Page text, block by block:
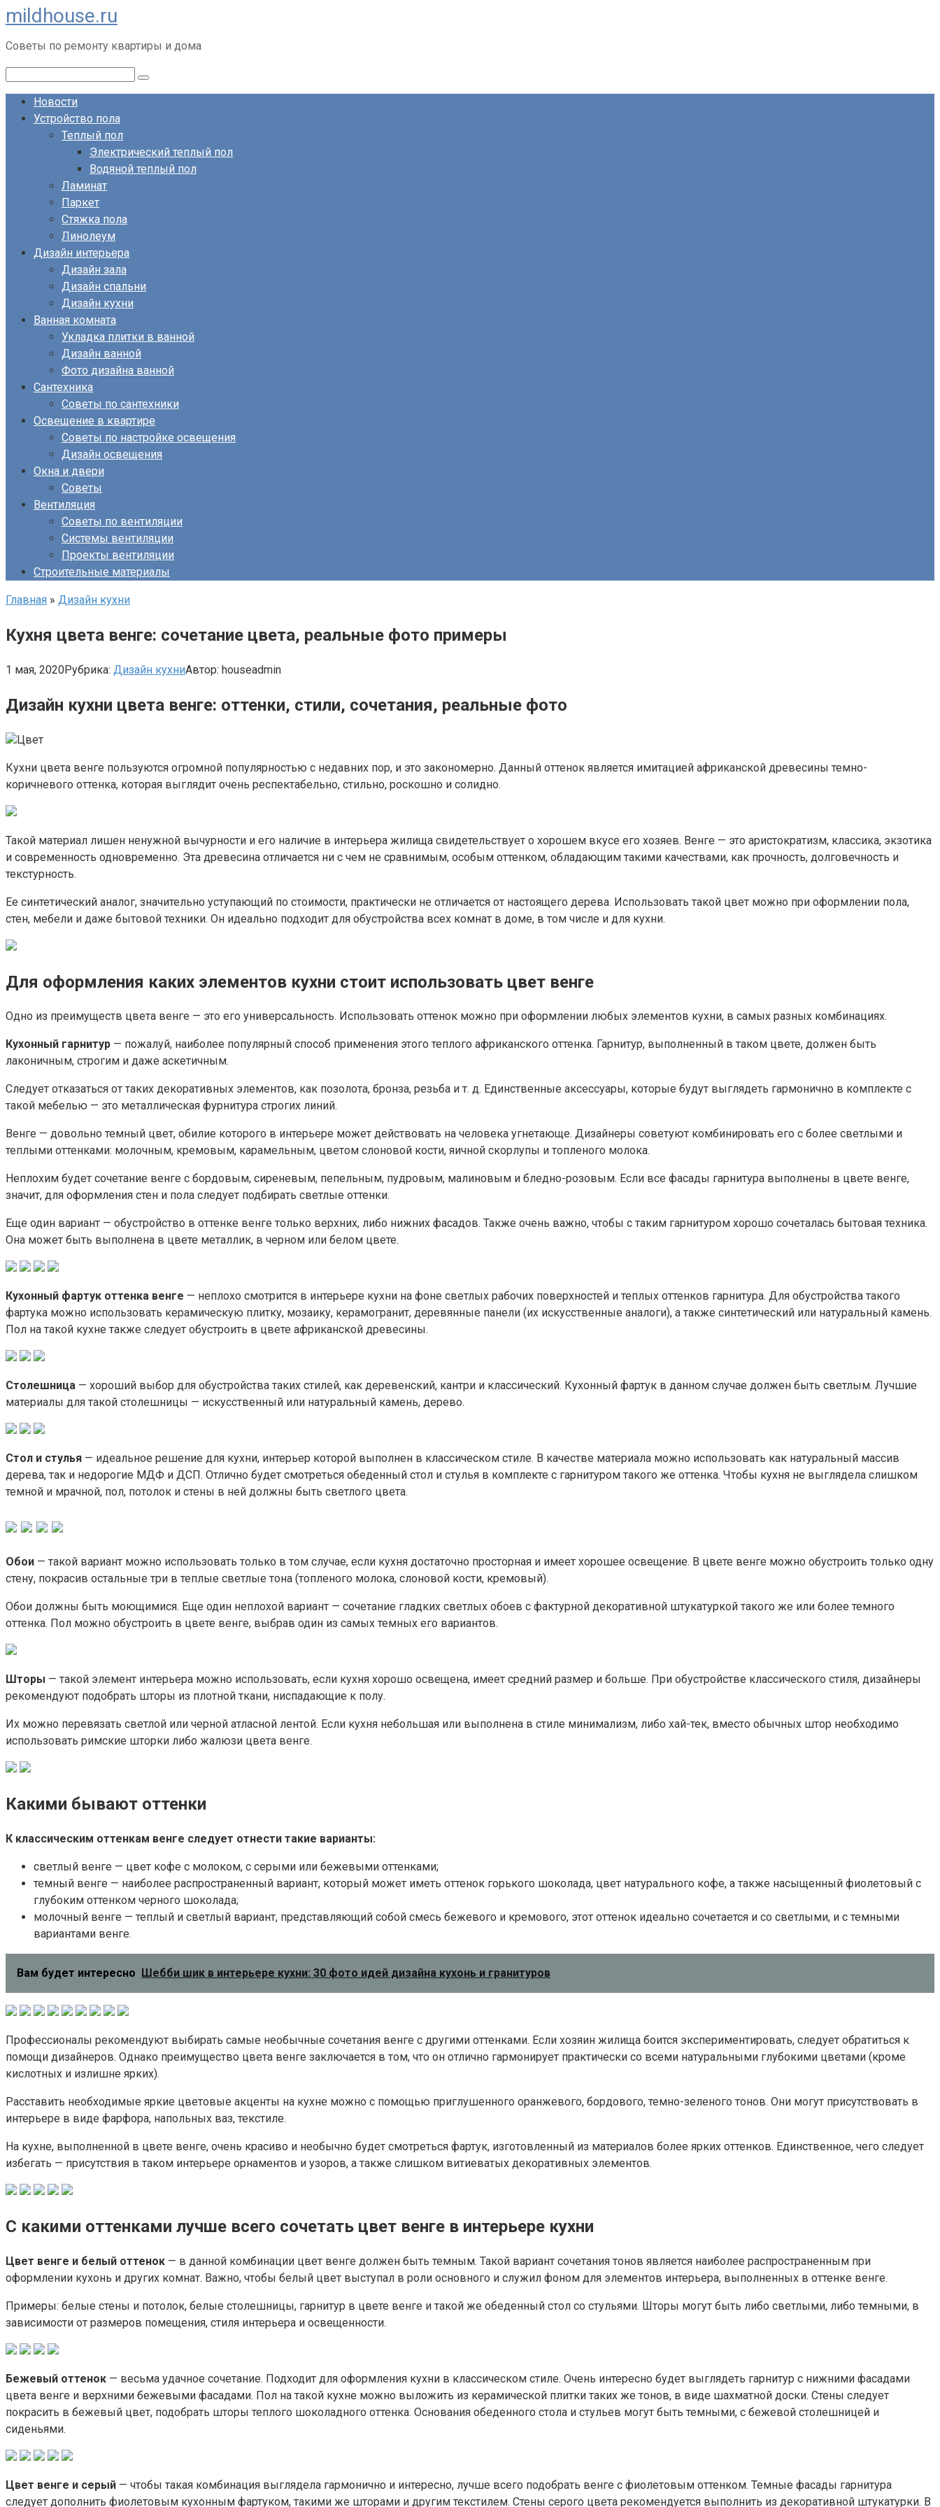
Перейти
к
контенту
mildhouse.ru
Советы по ремонту квартиры и дома
Новости
Устройство пола
Теплый пол
Электрический теплый пол
Водяной теплый пол
Ламинат
Паркет
Стяжка пола
Линолеум
Дизайн интерьера
Дизайн зала
Дизайн спальни
Дизайн кухни
Ванная комната
Укладка плитки в ванной
Дизайн ванной
Фото дизайна ванной
Сантехника
Советы по сантехники
Освещение в квартире
Советы по настройке освещения
Дизайн освещения
Окна и двери
Советы
Вентиляция
Советы по вентиляции
Системы вентиляции
Проекты вентиляции
Строительные материалы
Главная » Дизайн кухни
Кухня цвета венге: сочетание цвета, реальные фото примеры
1 мая, 2020Рубрика: Дизайн кухниАвтор: houseadmin
Дизайн кухни цвета венге: оттенки, стили, сочетания, реальные фото
Цвет
Кухни цвета венге пользуются огромной популярностью с недавних пор, и это закономерно. Данный оттенок является имитацией африканской древесины темно-
коричневого оттенка, которая выглядит очень респектабельно, стильно, роскошно и солидно.
Такой материал лишен ненужной вычурности и его наличие в интерьера жилища свидетельствует о хорошем вкусе его хозяев. Венге — это аристократизм, классика, экзотика
и современность одновременно. Эта древесина отличается ни с чем не сравнимым, особым оттенком, обладающим такими качествами, как прочность, долговечность и
текстурность.
Ее синтетический аналог, значительно уступающий по стоимости, практически не отличается от настоящего дерева. Использовать такой цвет можно при оформлении пола,
стен, мебели и даже бытовой техники. Он идеально подходит для обустройства всех комнат в доме, в том числе и для кухни.
Для оформления каких элементов кухни стоит использовать цвет венге
Одно из преимуществ цвета венге — это его универсальность. Использовать оттенок можно при оформлении любых элементов кухни, в самых разных комбинациях.
Кухонный гарнитур — пожалуй, наиболее популярный способ применения этого теплого африканского оттенка. Гарнитур, выполненный в таком цвете, должен быть
лаконичным, строгим и даже аскетичным.
Следует отказаться от таких декоративных элементов, как позолота, бронза, резьба и т. д. Единственные аксессуары, которые будут выглядеть гармонично в комплекте с
такой мебелью — это металлическая фурнитура строгих линий.
Венге — довольно темный цвет, обилие которого в интерьере может действовать на человека угнетающе. Дизайнеры советуют комбинировать его с более светлыми и
теплыми оттенками: молочным, кремовым, карамельным, цветом слоновой кости, яичной скорлупы и топленого молока.
Неплохим будет сочетание венге с бордовым, сиреневым, пепельным, пудровым, малиновым и бледно-розовым. Если все фасады гарнитура выполнены в цвете венге,
значит, для оформления стен и пола следует подбирать светлые оттенки.
Еще один вариант — обустройство в оттенке венге только верхних, либо нижних фасадов. Также очень важно, чтобы с таким гарнитуром хорошо сочеталась бытовая техника.
Она может быть выполнена в цвете металлик, в черном или белом цвете.
Кухонный фартук оттенка венге — неплохо смотрится в интерьере кухни на фоне светлых рабочих поверхностей и теплых оттенков гарнитура. Для обустройства такого
фартука можно использовать керамическую плитку, мозаику, керамогранит, деревянные панели (их искусственные аналоги), а также синтетический или натуральный камень.
Пол на такой кухне также следует обустроить в цвете африканской древесины.
Столешница — хороший выбор для обустройства таких стилей, как деревенский, кантри и классический. Кухонный фартук в данном случае должен быть светлым. Лучшие
материалы для такой столешницы — искусственный или натуральный камень, дерево.
Стол и стулья — идеальное решение для кухни, интерьер которой выполнен в классическом стиле. В качестве материала можно использовать как натуральный массив
дерева, так и недорогие МДФ и ДСП. Отлично будет смотреться обеденный стол и стулья в комплекте с гарнитуром такого же оттенка. Чтобы кухня не выглядела слишком
темной и мрачной, пол, потолок и стены в ней должны быть светлого цвета.
Обои — такой вариант можно использовать только в том случае, если кухня достаточно просторная и имеет хорошее освещение. В цвете венге можно обустроить только одну
стену, покрасив остальные три в теплые светлые тона (топленого молока, слоновой кости, кремовый).
Обои должны быть моющимися. Еще один неплохой вариант — сочетание гладких светлых обоев с фактурной декоративной штукатуркой такого же или более темного
оттенка. Пол можно обустроить в цвете венге, выбрав один из самых темных его вариантов.
Шторы — такой элемент интерьера можно использовать, если кухня хорошо освещена, имеет средний размер и больше. При обустройстве классического стиля, дизайнеры
рекомендуют подобрать шторы из плотной ткани, ниспадающие к полу.
Их можно перевязать светлой или черной атласной лентой. Если кухня небольшая или выполнена в стиле минимализм, либо хай-тек, вместо обычных штор необходимо
использовать римские шторки либо жалюзи цвета венге.
Какими бывают оттенки
К классическим оттенкам венге следует отнести такие варианты:
светлый венге — цвет кофе с молоком, с серыми или бежевыми оттенками;
темный венге — наиболее распространенный вариант, который может иметь оттенок горького шоколада, цвет натурального кофе, а также насыщенный фиолетовый с
глубоким оттенком черного шоколада;
молочный венге — теплый и светлый вариант, представляющий собой смесь бежевого и кремового, этот оттенок идеально сочетается и со светлыми, и с темными
вариантами венге.
Вам будет интересно Шебби шик в интерьере кухни: 30 фото идей дизайна кухонь и гранитуров
Профессионалы рекомендуют выбирать самые необычные сочетания венге с другими оттенками. Если хозяин жилища боится экспериментировать, следует обратиться к
помощи дизайнеров. Однако преимущество цвета венге заключается в том, что он отлично гармонирует практически со всеми натуральными глубокими цветами (кроме
кислотных и излишне ярких).
Расставить необходимые яркие цветовые акценты на кухне можно с помощью приглушенного оранжевого, бордового, темно-зеленого тонов. Они могут присутствовать в
интерьере в виде фарфора, напольных ваз, текстиле.
На кухне, выполненной в цвете венге, очень красиво и необычно будет смотреться фартук, изготовленный из материалов более ярких оттенков. Единственное, чего следует
избегать — присутствия в таком интерьере орнаментов и узоров, а также слишком витиеватых декоративных элементов.
С какими оттенками лучше всего сочетать цвет венге в интерьере кухни
Цвет венге и белый оттенок — в данной комбинации цвет венге должен быть темным. Такой вариант сочетания тонов является наиболее распространенным при
оформлении кухонь и других комнат. Важно, чтобы белый цвет выступал в роли основного и служил фоном для элементов интерьера, выполненных в оттенке венге.
Примеры: белые стены и потолок, белые столешницы, гарнитур в цвете венге и такой же обеденный стол со стульями. Шторы могут быть либо светлыми, либо темными, в
зависимости от размеров помещения, стиля интерьера и освещенности.
Бежевый оттенок — весьма удачное сочетание. Подходит для оформления кухни в классическом стиле. Очень интересно будет выглядеть гарнитур с нижними фасадами
цвета венге и верхними бежевыми фасадами. Пол на такой кухне можно выложить из керамической плитки таких же тонов, в виде шахматной доски. Стены следует
покрасить в бежевый цвет, подобрать шторы теплого шоколадного оттенка. Основания обеденного стола и стульев могут быть темными, с бежевой столешницей и
сиденьями.
Цвет венге и серый — чтобы такая комбинация выглядела гармонично и интересно, лучше всего подобрать венге с фиолетовым оттенком. Темные фасады гарнитура
следует дополнить фиолетовым кухонным фартуком, такими же шторами и другим текстилем. Стены серого цвета рекомендуется выполнить из декоративной штукатурки. В